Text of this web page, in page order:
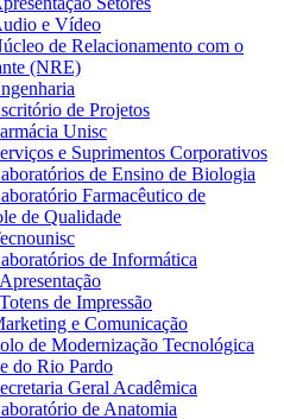
e Vídeo
de Relacionamento com o
(NRE)
de Projetos
Unisc
e Suprimentos Corporativos
de Ensino de Biologia
Farmacêutico de
de Qualidade
de Informática
Apresentação
Totens de Impressão
e Comunicação
de Modernização Tecnológica
do Rio Pardo
Geral Acadêmica
de Anatomia